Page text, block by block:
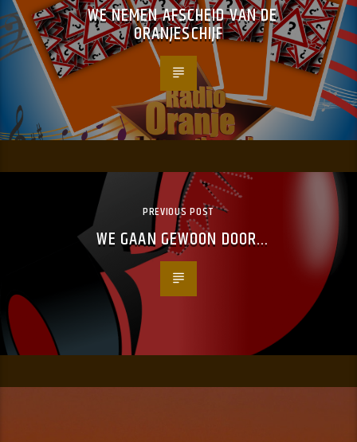
WE NEMEN AFSCHEID VAN DE
ORANJESCHIJF
PREVIOUS POST
WE GAAN GEWOON DOOR…